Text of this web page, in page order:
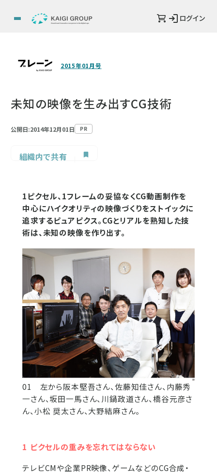
ログイン
2015年01月号
未知の映像を生み出すCG技術
公開日:2014年12月01日 PR
組織内で共有
1ピクセル、1フレームの妥協なくCG動画制作を
中心にハイクオリティの映像づくりをストイックに
追求するピュアピクス。CGとリアルを熟知した技
術は、未知の映像を作り出す。
01 左から阪本堅吾さん、佐藤知佳さん、内藤秀
一さん、坂田一馬さん、川鍋政道さん、橋谷元彦さ
ん、小松 奨太さん、大野結麻さん。
1 ピクセルの重みを忘れてはならない
テレビCMや企業PR映像、ゲームなどのCG合成・